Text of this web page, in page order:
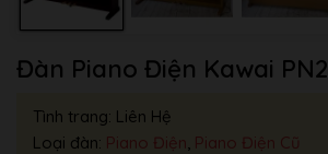
Đàn Piano Điện Kawai PN2
Tình trang: Liên Hệ
Loại đàn: Piano Điện, Piano Điện Cũ